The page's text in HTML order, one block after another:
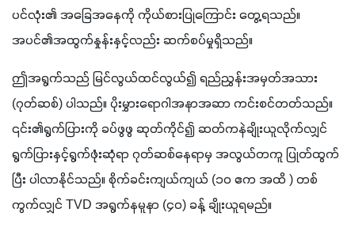
ပင်လုံး၏ အခြေအနေကို ကိုယ်စားပြုကြောင်း တွေ့ရသည်။
အပင်၏အထွက်နှုန်းနှင့်လည်း ဆက်စပ်မှုရှိသည်။
ဤအရွက်သည် မြင်လွယ်ထင်လွယ်၍ ရည်ညွှန်းအမှတ်အသား
(ဂုတ်ဆစ်) ပါသည်။ ပိုးမွှားရောဂါအနာအဆာ ကင်းစင်တတ်သည်။
၎င်း၏ရွက်ပြားကို ခပ်ဖွဖွ ဆုတ်ကိုင်၍ ဆတ်ကနဲချိုးယူလိုက်လျှင်
ရွက်ပြားနှင့်ရွက်ဖုံးဆုံရာ ဂုတ်ဆစ်နေရာမှ အလွယ်တကူ ပြုတ်ထွက်
ပြီး ပါလာနိုင်သည်။ စိုက်ခင်းကျယ်ကျယ် (၁၀ ဧက အထိ ) တစ်
ကွက်လျှင် TVD အရွက်နမူနာ (၄၀) ခန့် ချိုးယူရမည်။